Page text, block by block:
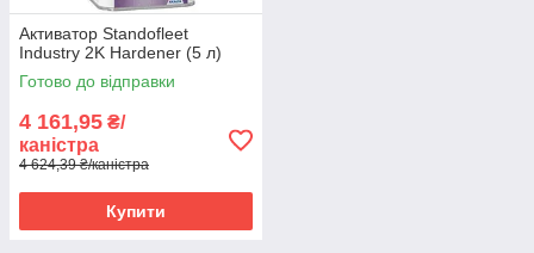
Активатор Standofleet
Industry 2K Hardener (5 л)
Готово до відправки
4 161,95 ₴/
каністра
4 624,39 ₴/каністра
Купити